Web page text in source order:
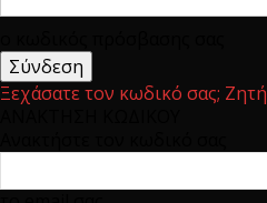
Ξεχάσατε τον κωδικό σας;